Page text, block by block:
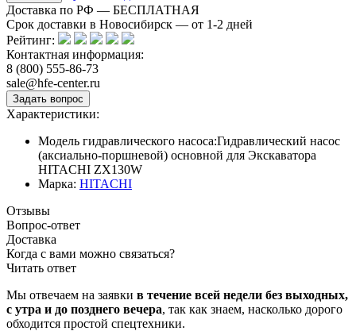
Доставка по РФ — БЕСПЛАТНАЯ
Срок доставки в Новосибирск — от 1-2 дней
Рейтинг:
Контактная информация:
8 (800) 555-86-73
sale@hfe-center.ru
Характеристики:
Модель гидравлического насоса:Гидравлический насос
(аксиально-поршневой) основной для Экскаватора
HITACHI ZX130W
Марка: HITACHI
Отзывы
Вопрос-ответ
Доставка
Когда с вами можно связаться?
Читать ответ
Мы отвечаем на заявки в течение всей недели без выходных,
с утра и до позднего вечера, так как знаем, насколько дорого
обходится простой спецтехники.